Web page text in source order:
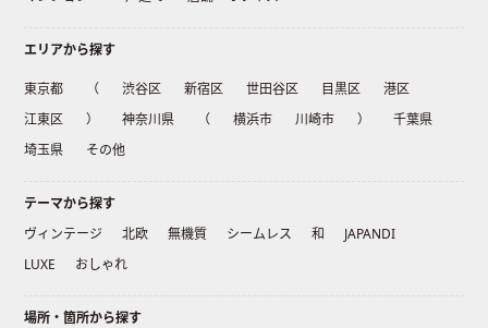
エリアから探す
東京都 （ 渋谷区 新宿区 世田谷区 目黒区
港区
江東区
） 神奈川県 （ 横浜市 川崎市 ）
千葉県
埼玉県
その他
テーマから探す
ヴィンテージ
北欧 無機質 シームレス 和
JAPANDI
LUXE
おしゃれ
場所・箇所から探す